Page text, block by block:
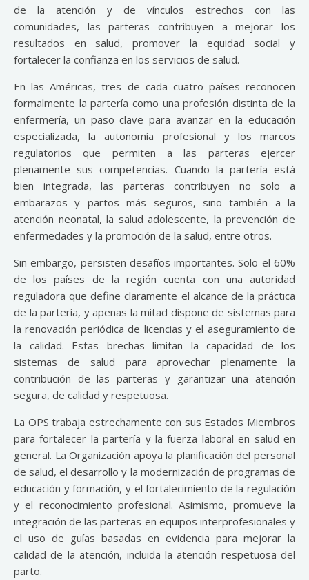
de la atención y de vínculos estrechos con las
comunidades, las parteras contribuyen a mejorar los
resultados en salud, promover la equidad social y
fortalecer la confianza en los servicios de salud.
En las Américas, tres de cada cuatro países reconocen
formalmente la partería como una profesión distinta de la
enfermería, un paso clave para avanzar en la educación
especializada, la autonomía profesional y los marcos
regulatorios que permiten a las parteras ejercer
plenamente sus competencias. Cuando la partería está
bien integrada, las parteras contribuyen no solo a
embarazos y partos más seguros, sino también a la
atención neonatal, la salud adolescente, la prevención de
enfermedades y la promoción de la salud, entre otros.
Sin embargo, persisten desafíos importantes. Solo el 60%
de los países de la región cuenta con una autoridad
reguladora que define claramente el alcance de la práctica
de la partería, y apenas la mitad dispone de sistemas para
la renovación periódica de licencias y el aseguramiento de
la calidad. Estas brechas limitan la capacidad de los
sistemas de salud para aprovechar plenamente la
contribución de las parteras y garantizar una atención
segura, de calidad y respetuosa.
La OPS trabaja estrechamente con sus Estados Miembros
para fortalecer la partería y la fuerza laboral en salud en
general. La Organización apoya la planificación del personal
de salud, el desarrollo y la modernización de programas de
educación y formación, y el fortalecimiento de la regulación
y el reconocimiento profesional. Asimismo, promueve la
integración de las parteras en equipos interprofesionales y
el uso de guías basadas en evidencia para mejorar la
calidad de la atención, incluida la atención respetuosa del
parto.